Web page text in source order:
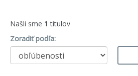
Našli sme 1 titulov
Zoradiť podľa: